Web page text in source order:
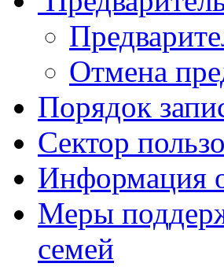
Отмена
Порядок
Сектор
Информация
Меры
семей